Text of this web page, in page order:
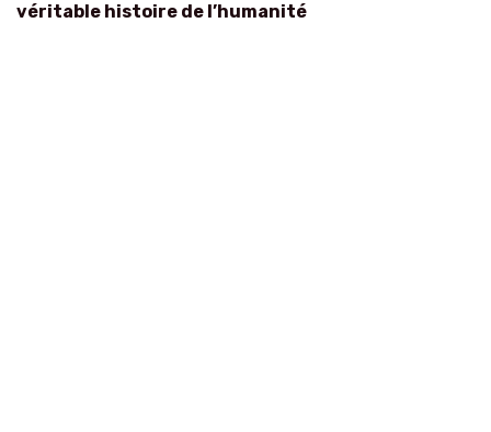
véritable histoire de l’humanité